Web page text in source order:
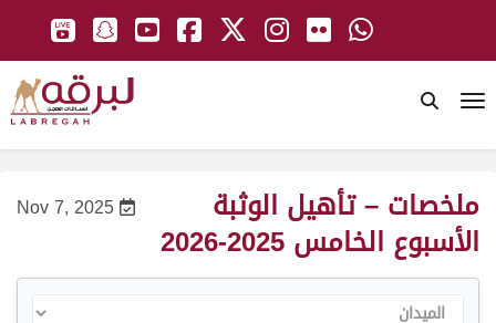
Nov 7, 2025 ملخصات – تأهيل الوثبة
الأسبوع الخامس 2025-2026
الميدان